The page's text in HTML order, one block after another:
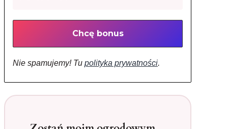
Nie spamujemy! Tu polityka prywatności.